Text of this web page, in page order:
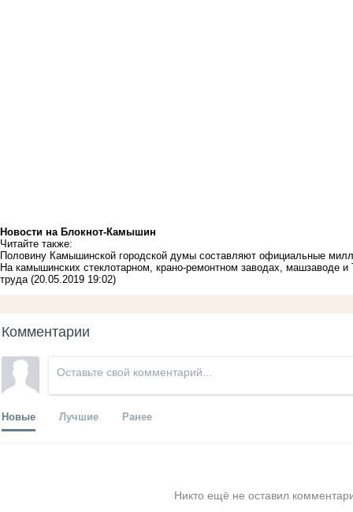
Новости на Блoкнoт-Камышин
Читайте также:
Половину Камышинской городской думы составляют официальные
На камышинских стеклотарном, крано-ремонтном заводах, машзаводе
труда (20.05.2019 19:02)
Комментарии
Новые Лучшие Ранее
Никто ещё не оставил